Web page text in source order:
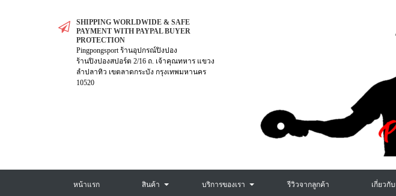
SHIPPING WORLDWIDE & SAFE
PAYMENT WITH PAYPAL BUYER
PROTECTION
Pingpongsport ร้านอุปกรณ์ปิงปอง
ร้านปิงปองสปอร์ต 2/16 ถ. เจ้าคุณทหาร แขวง
ลำปลาทิว เขตลาดกระบัง กรุงเทพมหานคร
10520
หน้าแรก สินค้า บริการของเรา รีวิวจากลูกค้า เกี่ยวกับ